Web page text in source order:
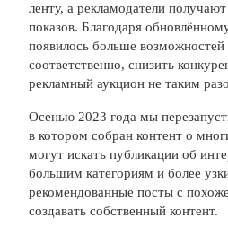
ленту, а рекламодатели
показов. Благодаря
появилось больше возможностей
соответственно, снизить
рекламный аукцион не таким
Осенью 2023 года мы
в котором собран контент о
могут искать публикации об
большим категориям и более
рекомендованные посты с
создавать собственный контент.